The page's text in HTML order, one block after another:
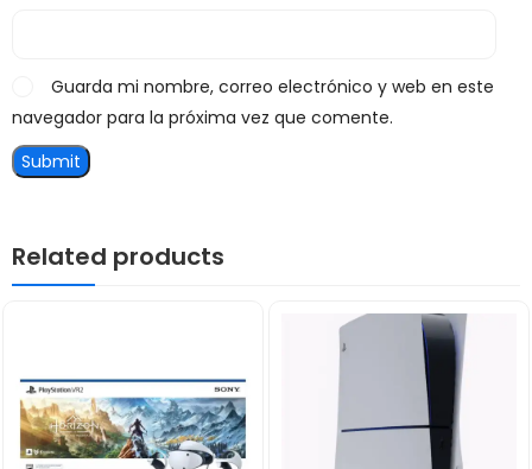
Guarda mi nombre, correo electrónico y web en este
navegador para la próxima vez que comente.
Related products